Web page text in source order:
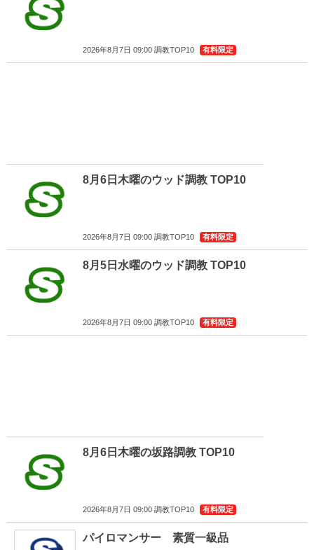
2026年8月7日 09:00 調教TOP10 有料限定
8月6日木曜のウッド調教 TOP10
2026年8月7日 09:00 調教TOP10 有料限定
8月5日水曜のウッド調教 TOP10
2026年8月7日 09:00 調教TOP10 有料限定
8月6日木曜の坂路調教 TOP10
2026年8月7日 09:00 調教TOP10 有料限定
パイロマンサー 素質一級品